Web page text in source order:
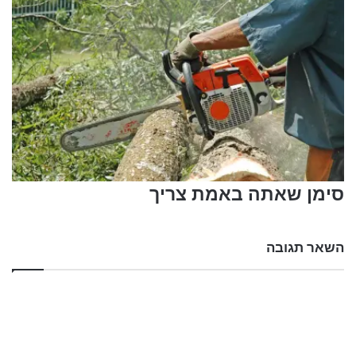
סימן שאתה באמת צריך
השאר תגובה